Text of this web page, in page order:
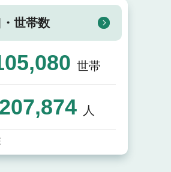
・世帯数
世帯
207,874 人